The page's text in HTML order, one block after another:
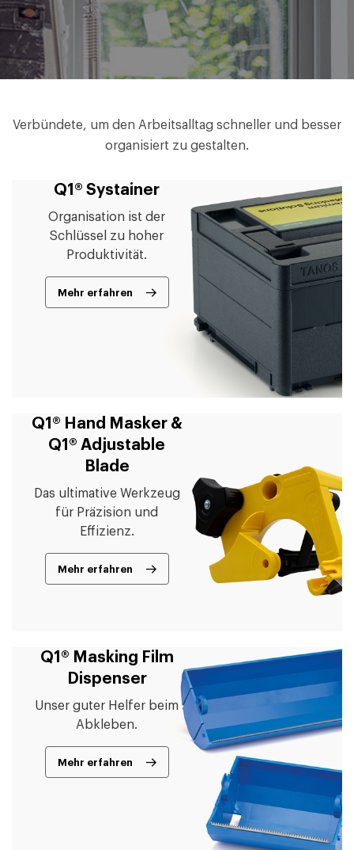
Verbündete, um den Arbeitsalltag schneller und besser
organisiert zu gestalten.
Q1® Systainer
Organisation ist der
Schlüssel zu hoher
Produktivität.
Mehr erfahren
Q1® Hand Masker &
Q1® Adjustable
Blade
Das ultimative Werkzeug
für Präzision und
Effizienz.
Mehr erfahren
Q1® Masking Film
Dispenser
Unser guter Helfer beim
Abkleben.
Mehr erfahren